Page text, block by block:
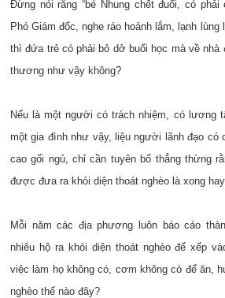
Đừng nói rằng “bé Nhung chết đuối, có
Phó Giám đốc, nghe ráo hoảnh lắm, lạnh
thì đứa trẻ có phải bỏ dở buổi học mà về nhà
thương như vậy không?
Nếu là một người có trách nhiệm, có lương
một gia đình như vậy, liệu người lãnh đạo có
cao gối ngủ, chỉ cần tuyên bố thẳng thừng
được đưa ra khỏi diện thoát nghèo là xong
Mỗi năm các địa phương luôn báo cáo
nhiêu hộ ra khỏi diện thoát nghèo để xếp
việc làm họ không có, cơm không có để ăn,
nghèo thế nào đây?